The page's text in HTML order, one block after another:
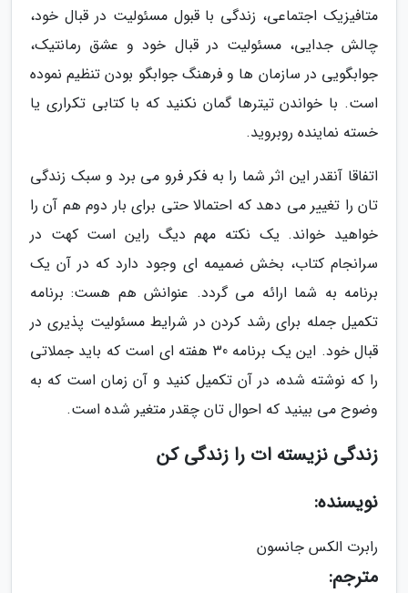
متافیزیک اجتماعی، زندگی با قبول مسئولیت در قبال خود،
چالش جدایی، مسئولیت در قبال خود و عشق رمانتیک،
جوابگویی در سازمان ها و فرهنگ جوابگو بودن تنظیم نموده
است. با خواندن تیترها گمان نکنید که با کتابی تکراری یا
خسته نماینده روبروید.
اتفاقا آنقدر این اثر شما را به فکر فرو می برد و سبک زندگی
تان را تغییر می دهد که احتمالا حتی برای بار دوم هم آن را
خواهید خواند. یک نکته مهم دیگ راین است کهت در
سرانجام کتاب، بخش ضمیمه ای وجود دارد که در آن یک
برنامه به شما ارائه می گردد. عنوانش هم هست: برنامه
تکمیل جمله برای رشد کردن در شرایط مسئولیت پذیری در
قبال خود. این یک برنامه 30 هفته ای است که باید جملاتی
را که نوشته شده، در آن تکمیل کنید و آن زمان است که به
وضوح می بینید که احوال تان چقدر متغیر شده است.
زندگی نزیسته ات را زندگی کن
نویسنده:
رابرت الکس جانسون
مترجم: